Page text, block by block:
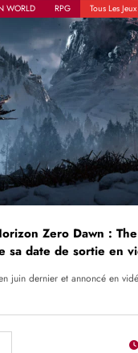
WORLD RPG Tous Les
Zero Dawn :
sa date de sortie en
juin dernier et annoncé en